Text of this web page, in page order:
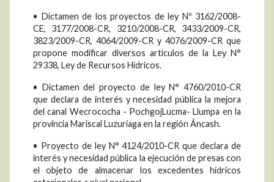
• Dictamen de los proyectos de ley Nº 3162/2008-
CE, 3177/2008-CR, 3210/2008-CR, 3433/2009-CR,
3823/2009-CR, 4064/2009-CR y 4076/2009-CR que
propone modificar diversos artículos de la Ley N°
29338, Ley de Recursos Hídricos.
• Dictamen del proyecto de ley N° 4760/2010-CR
que declara de interés y necesidad pública la mejora
del canal Wecrococha - PochgojLucma- Llumpa en la
provincia Mariscal Luzuriaga en la región Áncash.
• Proyecto de ley N° 4124/2010-CR que declara de
interés y necesidad pública la ejecución de presas con
el objeto de almacenar los excedentes hídricos